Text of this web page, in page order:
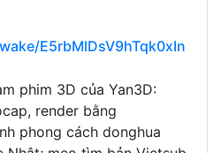
E5rbMlDsV9hTqk0xIn
phim 3D của Yan3D:
render bằng
phong cách donghua